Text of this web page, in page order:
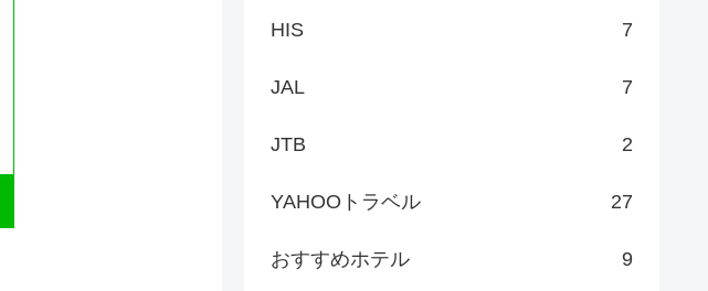
HIS 7
JAL 7
JTB 2
YAHOOトラベル 27
おすすめホテル 9